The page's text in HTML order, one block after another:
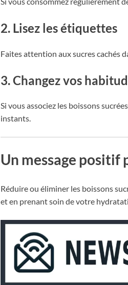
2. Lisez les étiquettes
Faites attention aux sucres cachés
3. Changez vos
Si vous associez les boissons
instants.
Un message
Réduire ou éliminer les boissons
et en prenant soin de votre